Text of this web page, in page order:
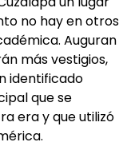
no hay en otros
Auguran
más vestigios,
identificado
que se
era y que utilizó